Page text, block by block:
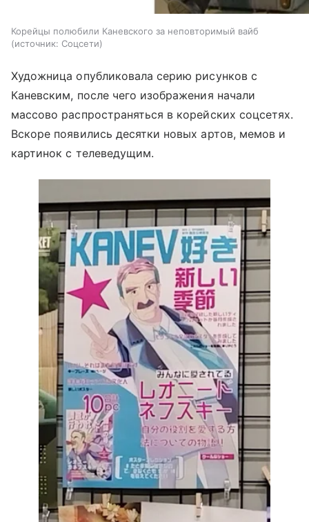
Корейцы полюбили Каневского за неповторимый вайб
источник: Соцсети
Художница опубликовала серию рисунков с
Каневским, после чего изображения начали
массово распространяться в корейских соцсетях.
Вскоре появились десятки новых артов, мемов и
картинок с телеведущим.